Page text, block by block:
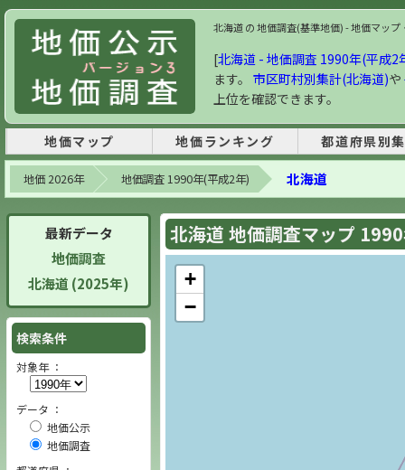
北海道 の 地価調査(基準地価) - 地価マッ
[北海道 - 地価調査 1990年(平成2
ます。 市区町村別集計(北海道)や
上位を確認できます。
地価マップ 地価ランキング 都道府県別
地価 2026年 地価調査 1990年(平成2年) 北海道
北海道 地価調査マップ
+
−
最新データ
地価調査
北海道 (2025年)
検索条件
対象年 ：
データ ：
地価公示
地価調査